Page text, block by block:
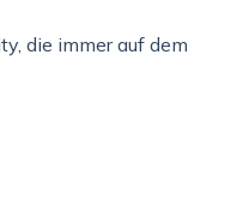
die immer auf dem